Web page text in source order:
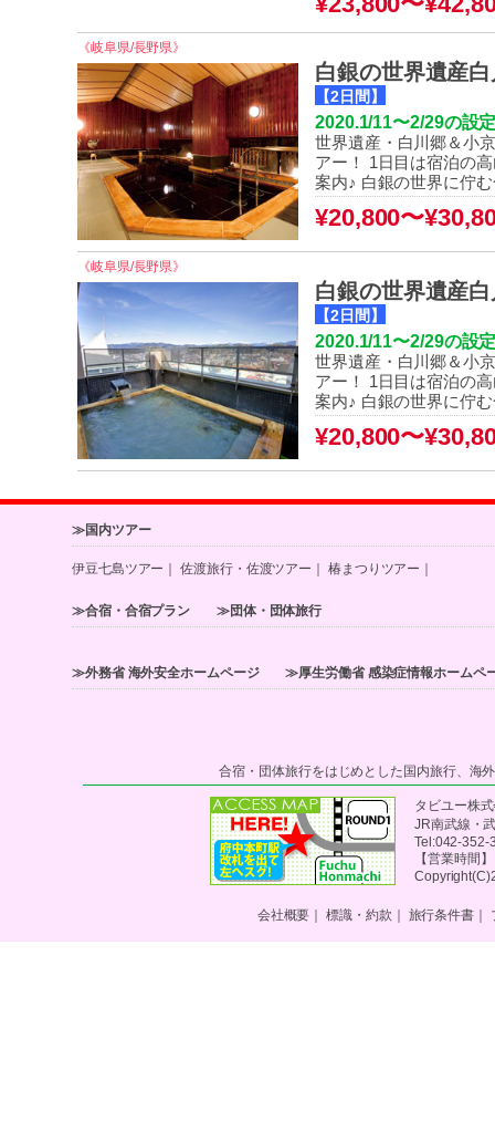
《岐阜県/長野県》
白銀の世界遺産
【2日間】
2020.1/11〜2/29の設
世界遺産・白川郷＆小
アー！ 1日目は宿泊の
案内♪ 白銀の世界に佇
¥20,800〜
《岐阜県/長野県》
白銀の世界遺産
【2日間】
2020.1/11〜2/29の
世界遺産・白川郷＆小
アー！ 1日目は宿泊の
案内♪ 白銀の世界に佇
¥20,800〜
≫国内ツアー
伊豆七島ツアー ｜ 佐渡旅行・佐渡ツアー ｜ 椿まつりツアー ｜
≫合宿・合宿プラン ≫団体・団体旅行
≫外務省 海外安全ホームページ ≫厚生労働省 感染症情報ホームペ
合宿・団体旅行をはじめとした国内旅行、海
タビユー株
JR南武線・
Tel:042-
【営業時間
会社概要 ｜ 標識・約款 ｜ 旅行条件書 ｜